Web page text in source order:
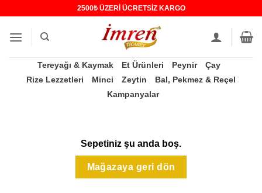
2500₺ ÜZERİ ÜCRETSİZ KARGO
Tereyağı & Kaymak Et Ürünleri Peynir
Çay
Rize Lezzetleri
Minci Zeytin
Bal, Pekmez & Reçel
Kampanyalar
Sepetiniz şu anda boş.
Mağazaya geri dön